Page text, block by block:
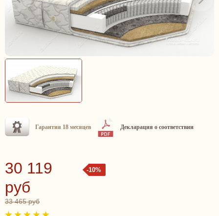
Гарантия 18 месяцев Декларация о соответствии
-10%
30 119
руб
33 465 руб